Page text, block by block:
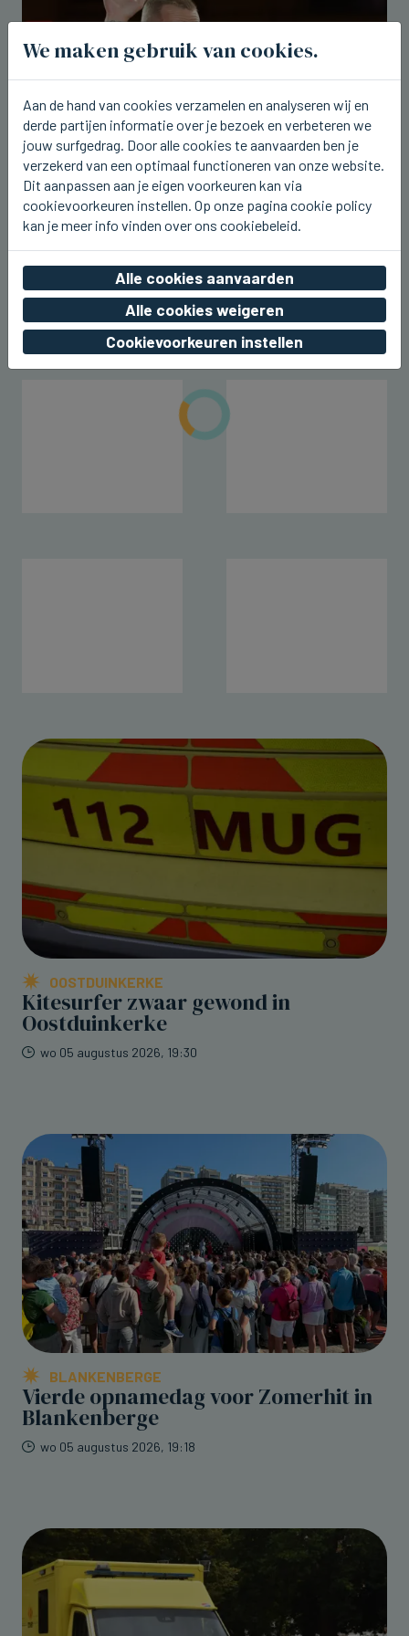
VIVENKAPELLE
Sam Gooris komt nu vrijdag naar
barbecue KLJ Sint-Kruis-
Vivenkapelle
wo 05 augustus 2026, 19:44
OOSTDUINKERKE
Kitesurfer zwaar gewond in
Oostduinkerke
wo 05 augustus 2026, 19:30
BLANKENBERGE
Vierde opnamedag voor Zomerhit in
Blankenberge
wo 05 augustus 2026, 19:18
We maken gebruik van cookies.
Aan de hand van cookies verzamelen en analyseren wij en
derde partijen informatie over je bezoek en verbeteren we
jouw surfgedrag. Door alle cookies te aanvaarden ben je
verzekerd van een optimaal functioneren van onze website.
Dit aanpassen aan je eigen voorkeuren kan via
cookievoorkeuren instellen. Op onze pagina cookie policy
kan je meer info vinden over ons cookiebeleid.
Alle cookies aanvaarden
Alle cookies weigeren
Cookievoorkeuren instellen